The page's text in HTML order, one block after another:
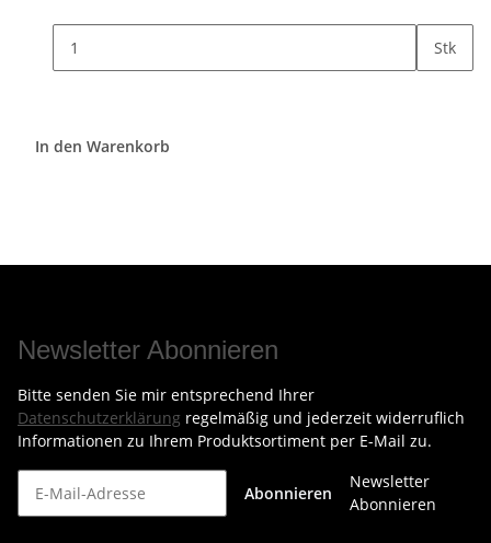
Stk
In den Warenkorb
Newsletter Abonnieren
Bitte senden Sie mir entsprechend Ihrer
Datenschutzerklärung regelmäßig und jederzeit widerruflich
Informationen zu Ihrem Produktsortiment per E-Mail zu.
Abonnieren
Newsletter
Abonnieren